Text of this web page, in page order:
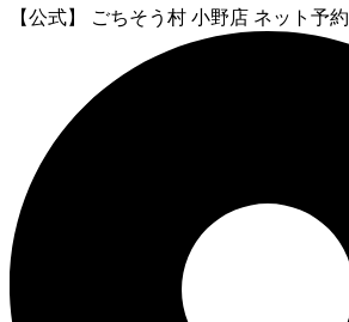
【公式】 ごちそう村 小野店 ネット予約